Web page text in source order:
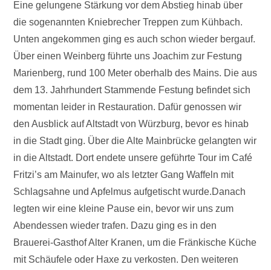
Eine gelungene Stärkung vor dem Abstieg hinab über
die sogenannten Kniebrecher Treppen zum Kühbach.
Unten angekommen ging es auch schon wieder bergauf.
Über einen Weinberg führte uns Joachim zur Festung
Marienberg, rund 100 Meter oberhalb des Mains. Die aus
dem 13. Jahrhundert Stammende Festung befindet sich
momentan leider in Restauration. Dafür genossen wir
den Ausblick auf Altstadt von Würzburg, bevor es hinab
in die Stadt ging. Über die Alte Mainbrücke gelangten wir
in die Altstadt. Dort endete unsere geführte Tour im Café
Fritzi’s am Mainufer, wo als letzter Gang Waffeln mit
Schlagsahne und Apfelmus aufgetischt wurde.Danach
legten wir eine kleine Pause ein, bevor wir uns zum
Abendessen wieder trafen. Dazu ging es in den
Brauerei-Gasthof Alter Kranen, um die Fränkische Küche
mit Schäufele oder Haxe zu verkosten. Den weiteren